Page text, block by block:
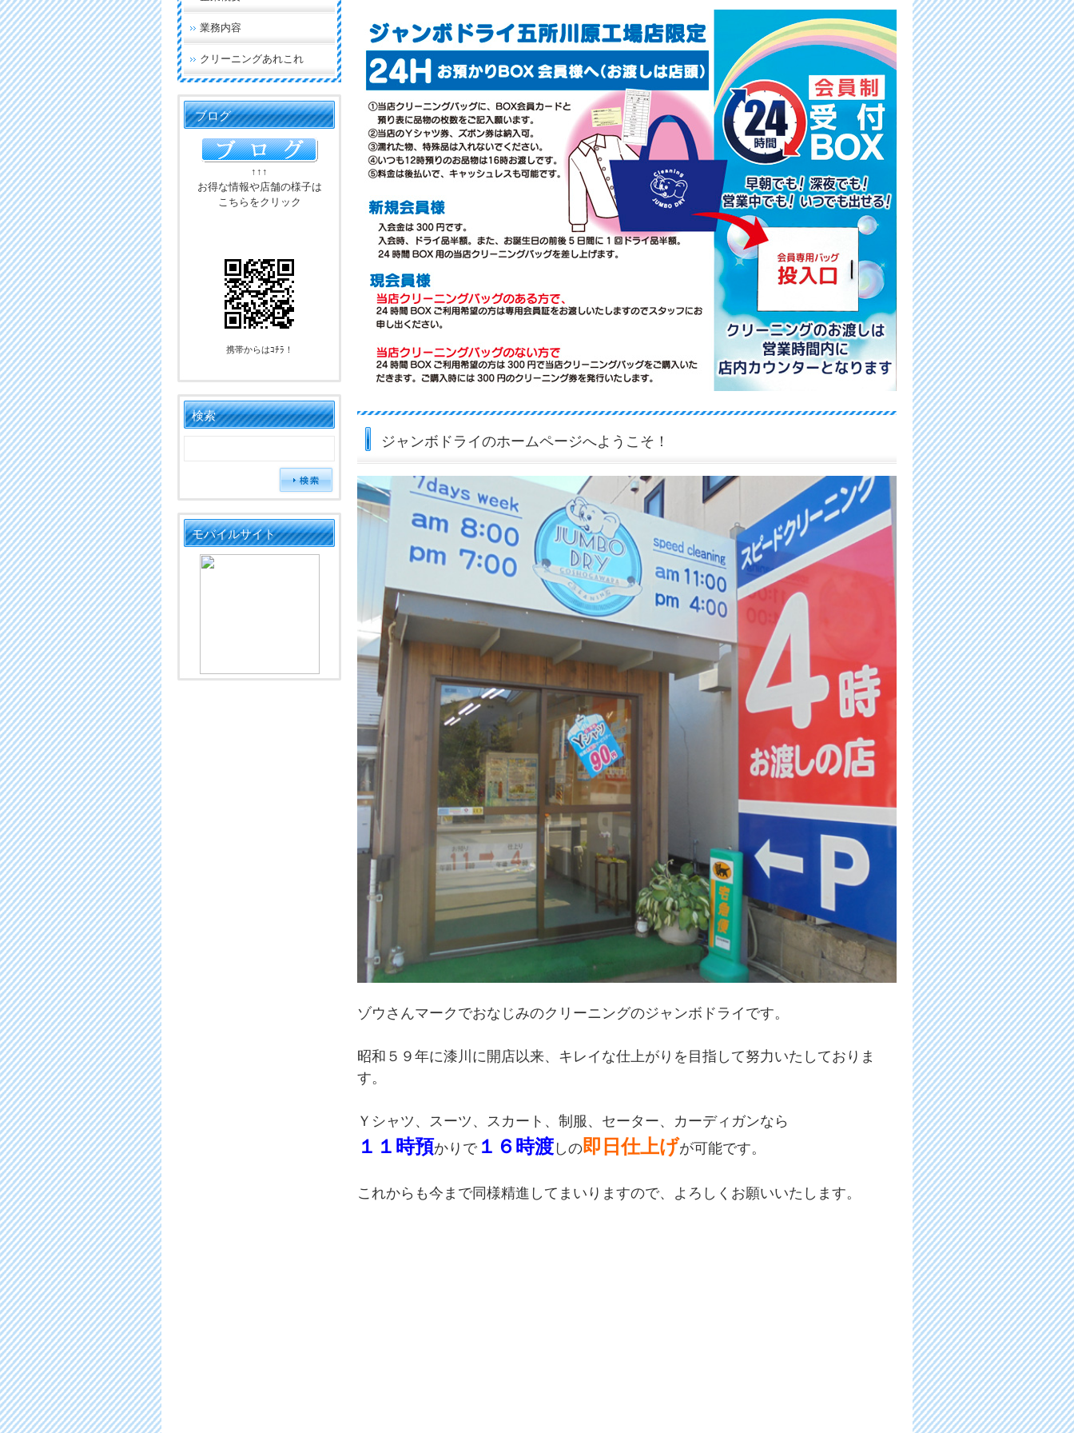
ジャンボドライのホームページへようこそ！
ゾウさんマークでおなじみのクリーニングのジャンボドライです。
昭和５９年に漆川に開店以来、キレイな仕上がりを目指して努力いたしておりま
す。
Ｙシャツ、スーツ、スカート、制服、セーター、カーディガンなら
１１時預かりで１６時渡 しの即日仕上げが可能です。
これからも今まで同様精進してまいりますので、よろしくお願いいたします。
業務内容
クリーニングあれこれ
ブログ
↑↑↑
お得な情報や店舗の様子は
こちらをクリック
携帯からはｺﾁﾗ！
検索
モバイルサイト